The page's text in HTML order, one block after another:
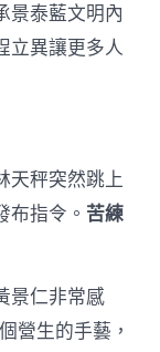
景泰藍文明內
立異讓更多人
天秤突然跳上
布指令。 苦練
景仁非常感
營生的手藝，